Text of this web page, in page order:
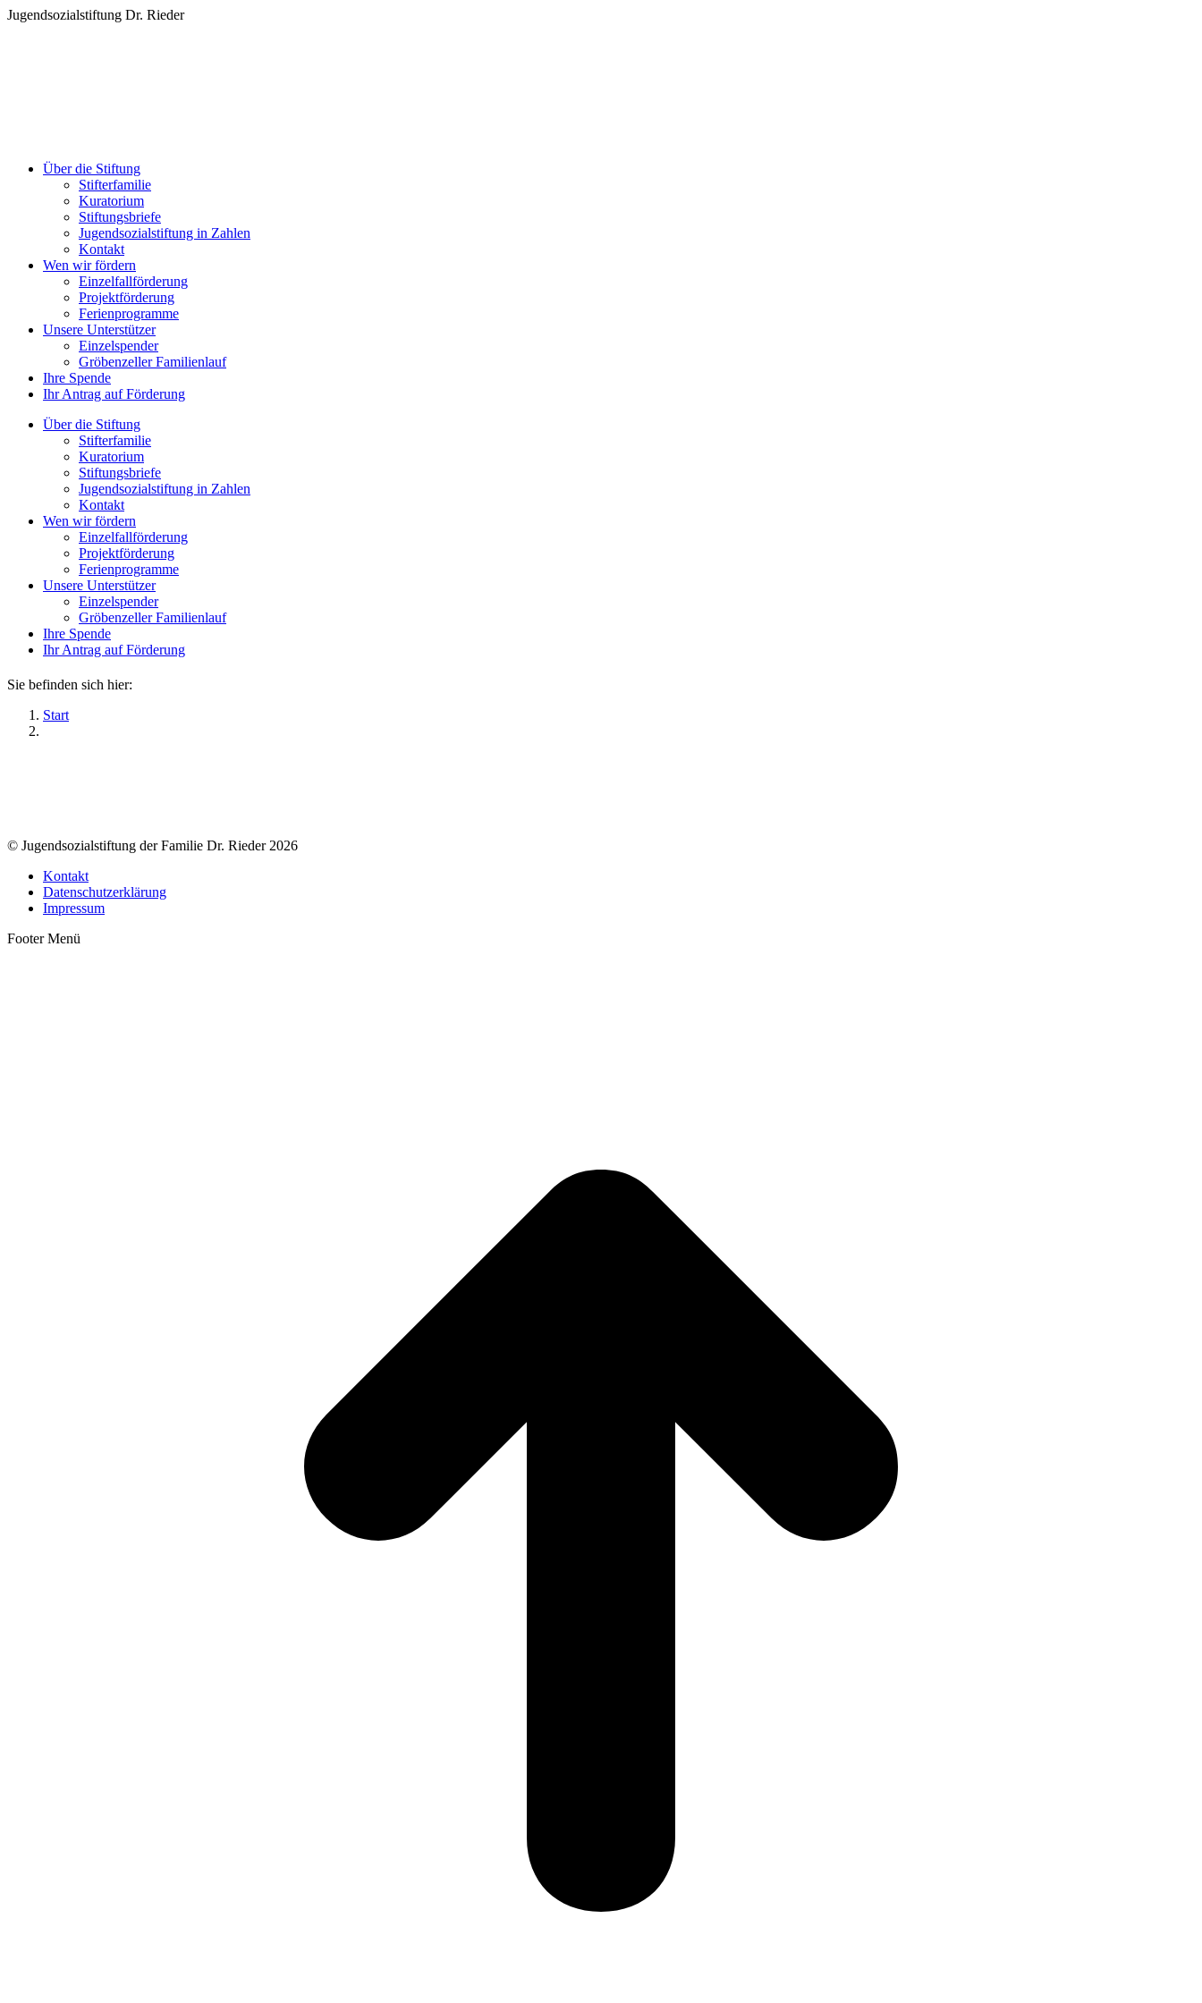
Zum
Jugendsozialstiftung Dr. Rieder
Über die Stiftung
Stifterfamilie
Kuratorium
Stiftungsbriefe
Jugendsozialstiftung in Zahlen
Kontakt
Wen wir fördern
Einzelfallförderung
Projektförderung
Ferienprogramme
Unsere Unterstützer
Einzelspender
Gröbenzeller Familienlauf
Ihre Spende
Ihr Antrag auf Förderung
Über die Stiftung
Stifterfamilie
Kuratorium
Stiftungsbriefe
Jugendsozialstiftung in Zahlen
Kontakt
Wen wir fördern
Einzelfallförderung
Projektförderung
Ferienprogramme
Unsere Unterstützer
Einzelspender
Gröbenzeller Familienlauf
Ihre Spende
Ihr Antrag auf Förderung
Sie befinden sich hier:
Start
© Jugendsozialstiftung der Familie Dr. Rieder 2026
Kontakt
Datenschutzerklärung
Impressum
Footer Menü